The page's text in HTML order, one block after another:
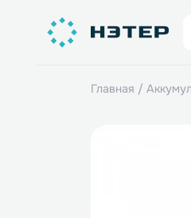
Главная /